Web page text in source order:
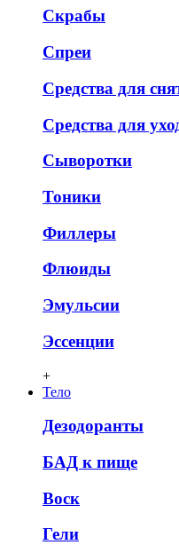
Скрабы
Спреи
Средства для
Средства для
Сыворотки
Тоники
Филлеры
Флюиды
Эмульсии
Эссенции
+
Тело
Дезодоранты
БАД к пище
Воск
Гели